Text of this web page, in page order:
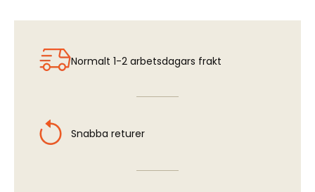
Normalt 1-2 arbetsdagars frakt
Snabba returer